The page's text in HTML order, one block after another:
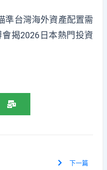
準台灣海外資產配置需
揭2026日本熱門投資
下一篇